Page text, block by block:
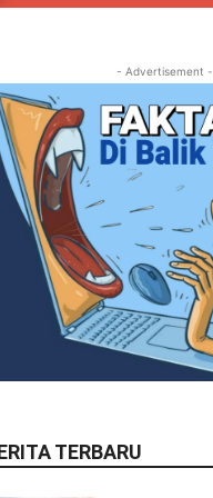
- Advertisement -
TERBARU